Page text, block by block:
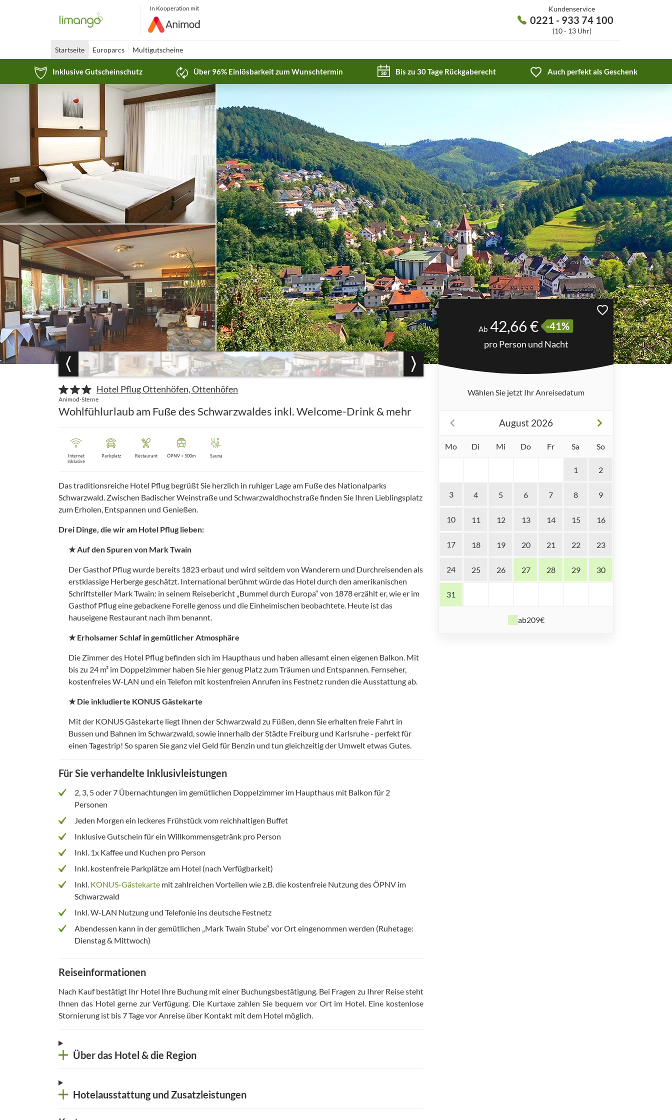
In Kooperation mit Kundenservice
0221 - 933 74 100
(10 - 13 Uhr)
Startseite Europarcs Multigutscheine
Inklusive Gutscheinschutz Über 96% Einlösbarkeit zum Wunschtermin Bis zu 30 Tage Rückgaberecht Auch perfekt als Geschenk
Animod-Sterne
Hotel Pflug Ottenhöfen, Ottenhöfen
Wohlfühlurlaub am Fuße des Schwarzwaldes inkl. Welcome-Drink & mehr
Internet
inklusive
Parkplatz Restaurant ÖPNV < 500m Sauna
Das traditionsreiche Hotel Pflug begrüßt Sie herzlich in ruhiger Lage am Fuße des Nationalparks
Schwarzwald. Zwischen Badischer Weinstraße und Schwarzwaldhochstraße finden Sie Ihren Lieblingsplatz
zum Erholen, Entspannen und Genießen.
Drei Dinge, die wir am Hotel Pflug lieben:
★ Auf den Spuren von Mark Twain
Der Gasthof Pflug wurde bereits 1823 erbaut und wird seitdem von Wanderern und Durchreisenden als
erstklassige Herberge geschätzt. International berühmt würde das Hotel durch den amerikanischen
Schriftsteller Mark Twain: in seinem Reisebericht „Bummel durch Europa“ von 1878 erzählt er, wie er im
Gasthof Pflug eine gebackene Forelle genoss und die Einheimischen beobachtete. Heute ist das
hauseigene Restaurant nach ihm benannt.
★ Erholsamer Schlaf in gemütlicher Atmosphäre
Die Zimmer des Hotel Pflug befinden sich im Haupthaus und haben allesamt einen eigenen Balkon. Mit
bis zu 24 m² im Doppelzimmer haben Sie hier genug Platz zum Träumen und Entspannen. Fernseher,
kostenfreies W-LAN und ein Telefon mit kostenfreien Anrufen ins Festnetz runden die Ausstattung ab.
★ Die inkludierte KONUS Gästekarte
Mit der KONUS Gästekarte liegt Ihnen der Schwarzwald zu Füßen, denn Sie erhalten freie Fahrt in
Bussen und Bahnen im Schwarzwald, sowie innerhalb der Städte Freiburg und Karlsruhe - perfekt für
einen Tagestrip! So sparen Sie ganz viel Geld für Benzin und tun gleichzeitig der Umwelt etwas Gutes.
Für Sie verhandelte Inklusivleistungen
2, 3, 5 oder 7 Übernachtungen im gemütlichen Doppelzimmer im Haupthaus mit Balkon für 2
Personen
Jeden Morgen ein leckeres Frühstück vom reichhaltigen Buffet
Inklusive Gutschein für ein Willkommensgetränk pro Person
Inkl. 1x Kaffee und Kuchen pro Person
Inkl. kostenfreie Parkplätze am Hotel (nach Verfügbarkeit)
Inkl. KONUS-Gästekarte mit zahlreichen Vorteilen wie z.B. die kostenfreie Nutzung des ÖPNV im
Schwarzwald
Inkl. W-LAN Nutzung und Telefonie ins deutsche Festnetz
Abendessen kann in der gemütlichen „Mark Twain Stube“ vor Ort eingenommen werden (Ruhetage:
Dienstag & Mittwoch)
Reiseinformationen
Nach Kauf bestätigt Ihr Hotel Ihre Buchung mit einer Buchungsbestätigung. Bei Fragen zu Ihrer Reise steht
Ihnen das Hotel gerne zur Verfügung. Die Kurtaxe zahlen Sie bequem vor Ort im Hotel. Eine kostenlose
Stornierung ist bis 7 Tage vor Anreise über Kontakt mit dem Hotel möglich.
Über das Hotel & die Region
Hotelausstattung und Zusatzleistungen
Ab 42,66 € -41%
pro Person und Nacht
Wählen Sie jetzt Ihr Anreisedatum
August 2026
Mo Di Mi Do Fr Sa So
1 2
3 4 5 6 7 8 9
10 11 12 13 14 15 16
17 18 19 20 21 22 23
24 25 26 27 28 29 30
31
ab209€